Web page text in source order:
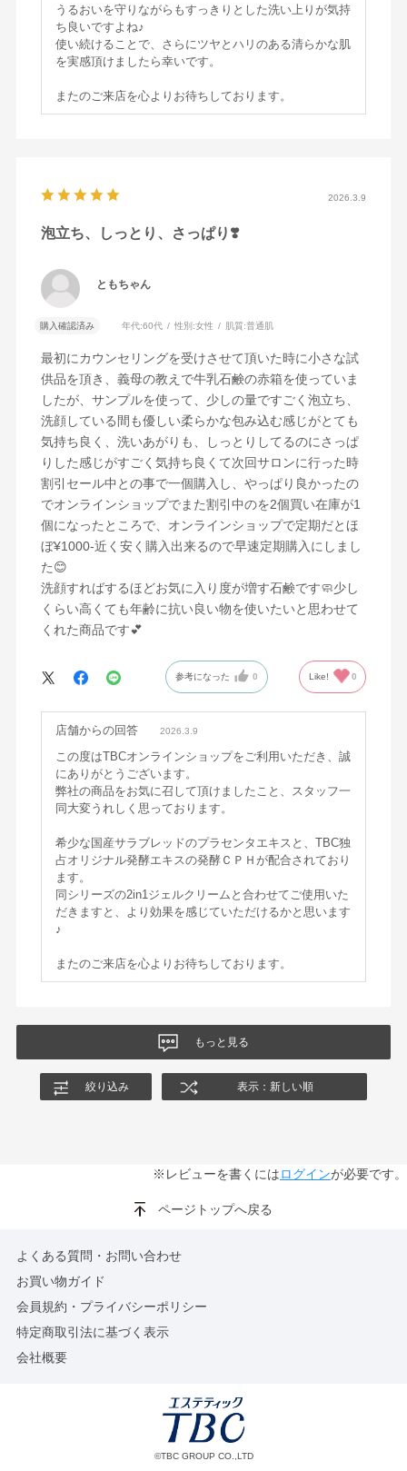
うるおいを守りながらもすっきりとした洗い上りが気持
ち良いですよね♪
使い続けることで、さらにツヤとハリのある清らかな肌
を実感頂けましたら幸いです。
またのご来店を心よりお待ちしております。
2026.3.9
泡立ち、しっとり、さっぱり❣️
ともちゃん
購入確認済み 年代:60代 性別:女性 肌質:普通肌
最初にカウンセリングを受けさせて頂いた時に小さな試
供品を頂き、義母の教えで牛乳石鹸の赤箱を使っていま
したが、サンプルを使って、少しの量ですごく泡立ち、
洗顔している間も優しい柔らかな包み込む感じがとても
気持ち良く、洗いあがりも、しっとりしてるのにさっぱ
りした感じがすごく気持ち良くて次回サロンに行った時
割引セール中との事で一個購入し、やっぱり良かったの
でオンラインショップでまた割引中のを2個買い在庫が1
個になったところで、オンラインショップで定期だとほ
ぼ¥1000-近く安く購入出来るので早速定期購入にしまし
た😊
洗顔すればするほどお気に入り度が増す石鹸です🧼少し
くらい高くても年齢に抗い良い物を使いたいと思わせて
くれた商品です💕
参考になった 0 Like! 0
店舗からの回答 2026.3.9
この度はTBCオンラインショップをご利用いただき、誠
にありがとうございます。
弊社の商品をお気に召して頂けましたこと、スタッフ一
同大変うれしく思っております。
希少な国産サラブレッドのプラセンタエキスと、TBC独
占オリジナル発酵エキスの発酵ＣＰＨが配合されており
ます。
同シリーズの2in1ジェルクリームと合わせてご使用いた
だきますと、より効果を感じていただけるかと思います
♪
またのご来店を心よりお待ちしております。
もっと見る
絞り込み 表示：新しい順
※レビューを書くにはログインが必要です。
ページトップへ戻る
よくある質問・お問い合わせ
お買い物ガイド
会員規約・プライバシーポリシー
特定商取引法に基づく表示
会社概要
©TBC GROUP CO.,LTD